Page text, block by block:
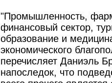
"Промышленность,
финансовый сектор,
образование и
экономического
перечисляет Даниэль
напоследок, что